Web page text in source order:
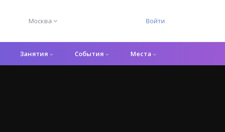
Москва Войти
Занятия События Места